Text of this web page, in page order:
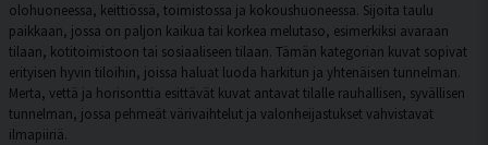
olohuoneessa, keittiössä, toimistossa ja kokoushuoneessa. Sijoita taulu
paikkaan, jossa on paljon kaikua tai korkea melutaso, esimerkiksi avaraan
tilaan, kotitoimistoon tai sosiaaliseen tilaan. Tämän kategorian kuvat sopivat
erityisen hyvin tiloihin, joissa haluat luoda harkitun ja yhtenäisen tunnelman.
Merta, vettä ja horisonttia esittävät kuvat antavat tilalle rauhallisen, syvällisen
tunnelman, jossa pehmeät värivaihtelut ja valonheijastukset vahvistavat
ilmapiiriä.